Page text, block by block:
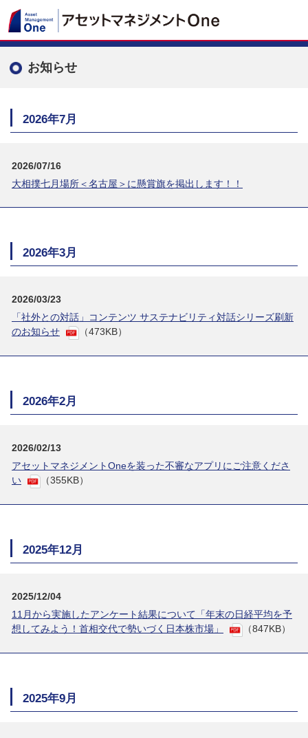
お知らせ
2026年7月
2026/07/16
大相撲七月場所＜名古屋＞に懸賞旗を掲出します！！
2026年3月
2026/03/23
「社外との対話」コンテンツ サステナビリティ対話シリーズ刷新
のお知らせ
（473KB）
2026年2月
2026/02/13
アセットマネジメントOneを装った不審なアプリにご注意くださ
い
（355KB）
2025年12月
2025/12/04
11月から実施したアンケート結果について「年末の日経平均を予
想してみよう！首相交代で勢いづく日本株市場」
（847KB）
2025年9月